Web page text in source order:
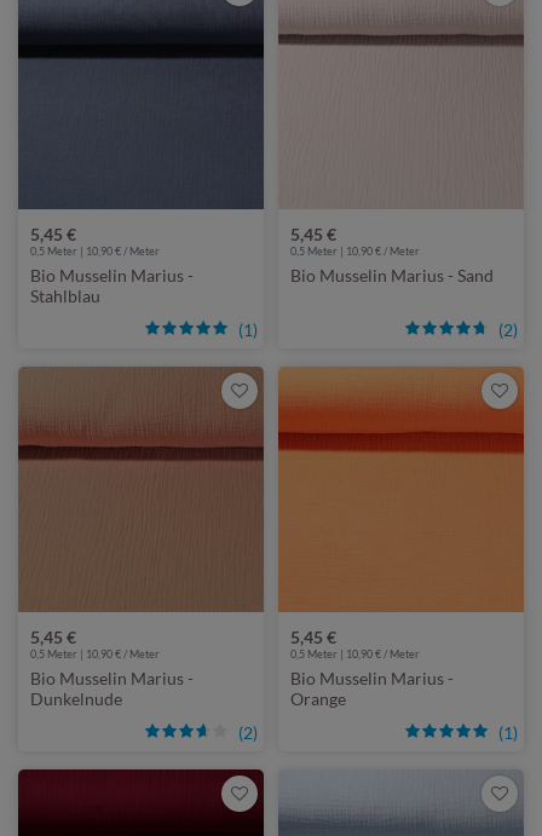
5,45 €
(1)
0,5 Meter | 10,90 € / Meter
Bio Musselin Marius -
Stahlblau
5,45 €
(2)
0,5 Meter | 10,90 € / Meter
Bio Musselin Marius - Sand
5,45 €
(2)
0,5 Meter | 10,90 € / Meter
Bio Musselin Marius -
Dunkelnude
5,45 €
(1)
0,5 Meter | 10,90 € / Meter
Bio Musselin Marius -
Orange